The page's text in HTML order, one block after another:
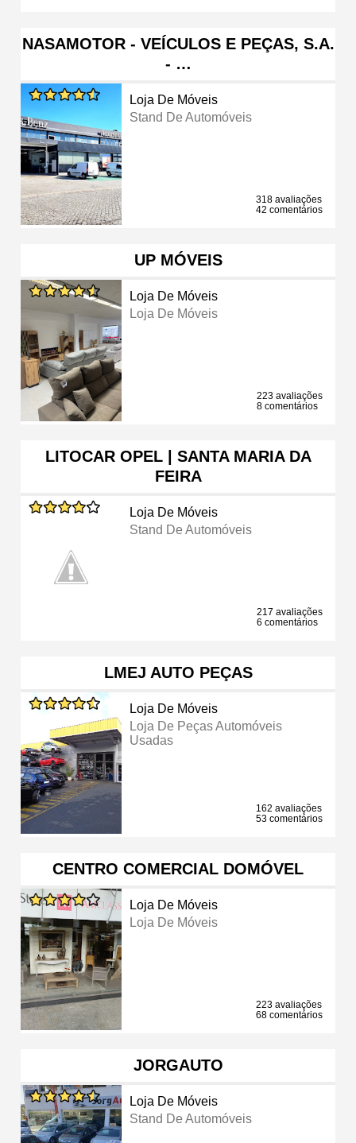
NASAMOTOR - VEÍCULOS E PEÇAS, S.A.
- …
Loja De Móveis
Stand De Automóveis
318 avaliações
42 comentários
UP MÓVEIS
Loja De Móveis
Loja De Móveis
223 avaliações
8 comentários
LITOCAR OPEL | SANTA MARIA DA
FEIRA
Loja De Móveis
Stand De Automóveis
217 avaliações
6 comentários
LMEJ AUTO PEÇAS
Loja De Móveis
Loja De Peças Automóveis
Usadas
162 avaliações
53 comentários
CENTRO COMERCIAL DOMÓVEL
Loja De Móveis
Loja De Móveis
223 avaliações
68 comentários
JORGAUTO
Loja De Móveis
Stand De Automóveis